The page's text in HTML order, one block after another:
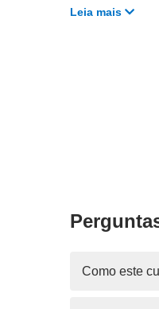
Leia mais
Como este